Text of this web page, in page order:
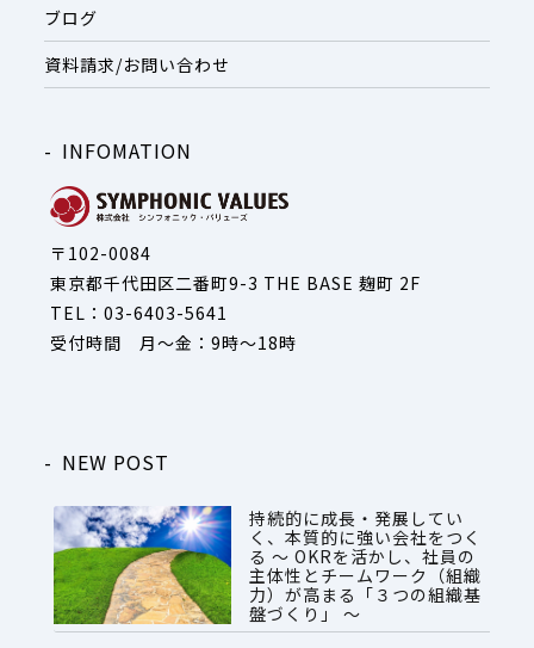
ブログ
資料請求/お問い合わせ
INFOMATION
〒102-0084
東京都千代田区二番町9-3 THE BASE 麹町 2F
TEL：03-6403-5641
受付時間 月～金：9時～18時
NEW POST
持続的に成長・発展してい
く、本質的に強い会社をつく
る ～ OKRを活かし、社員の
主体性とチームワーク（組織
力）が高まる「３つの組織基
盤づくり」 ～